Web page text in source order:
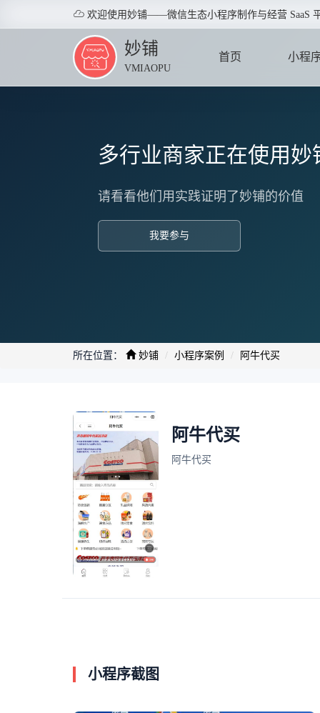
 欢迎使用妙铺——微信生态小程序制作与经营 SaaS
妙铺
VMIAOPU
首页 小程
多行业商家正在使用妙
请看看他们用实践证明了妙铺的价值
我要参与
所在位置： 妙铺 小程序案例 阿牛代买
阿牛代买
阿牛代买
小程序截图